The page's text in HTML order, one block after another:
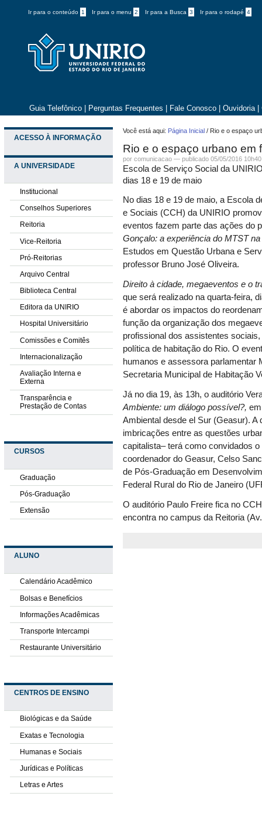
Ir para o conteúdo 1 Ir para o menu 2 Ir para a Busca 3 Ir para o rodapé 4
Guia Telefônico Perguntas Frequentes Fale Conosco Ouvidoria
ACESSO À INFORMAÇÃO
A UNIVERSIDADE
Institucional
Conselhos Superiores
Reitoria
Vice-Reitoria
Pró-Reitorias
Arquivo Central
Biblioteca Central
Editora da UNIRIO
Hospital Universitário
Comissões e Comitês
Internacionalização
Avaliação Interna e
Externa
Transparência e
Prestação de Contas
CURSOS
Graduação
Pós-Graduação
Extensão
ALUNO
Calendário Acadêmico
Bolsas e Benefícios
Informações Acadêmicas
Transporte Intercampi
Restaurante Universitário
CENTROS DE ENSINO
Biológicas e da Saúde
Exatas e Tecnologia
Humanas e Sociais
Jurídicas e Políticas
Letras e Artes
Você está aqui: Página Inicial / Rio e o espaço
Rio e o espaço urbano em
por comunicacao —publicado 05/05/2016
Escola de Serviço Social da
dias 18 e 19 de maio
No dias 18 e 19 de maio, a Escola
e Sociais (CCH) da UNIRIO
eventos fazem parte das ações do
Gonçalo: a experiência do MTST
Estudos em Questão Urbana e
professor Bruno José Oliveira.
Direito à cidade, megaeventos e o
que será realizado na quarta-feira,
é abordar os impactos do
função da organização dos
profissional dos assistentes
política de habitação do Rio. O
humanos e assessora parlamentar
Secretaria Municipal de Habitação
Já no dia 19, às 13h, o auditório
Ambiente: um diálogo possível?,
Ambiental desde el Sur (Geasur).
imbricações entre as questões
capitalista– terá como convidados
coordenador doGeasur, Celso
de Pós-Graduação em
Federal Rural do Rio de Janeiro
O auditório Paulo Freire fica no
encontra no campus da Reitoria